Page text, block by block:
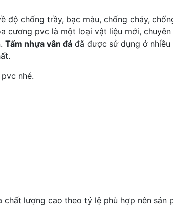
độ chống trầy, bạc màu, chống cháy,
cương pvc là một loại vật liệu mới,
Tấm nhựa vân đá đã được sử dụng ở nhiều
nhé.
lượng cao theo tỷ lệ phù hợp nên sản